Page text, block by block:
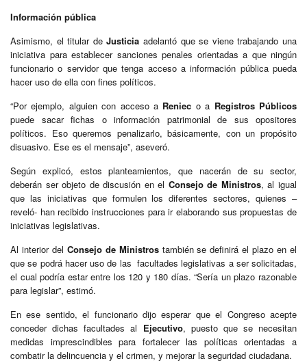
Información pública
Asimismo, el titular deJusticia adelantó que se viene trabajando una
iniciativa para establecer sanciones penales orientadas a que ningún
funcionario o servidor que tenga acceso a información pública pueda
hacer uso de ella con fines políticos.
“Por ejemplo, alguien con acceso a Reniec o a Registros Públicos
puede sacar fichas o información patrimonial de sus opositores
políticos. Eso queremos penalizarlo, básicamente, con un propósito
disuasivo. Ese es el mensaje”, aseveró.
Según explicó, estos planteamientos, que nacerán de su sector,
deberán ser objeto de discusión en el Consejo de Ministros, al igual
que las iniciativas que formulen los diferentes sectores, quienes –
reveló- han recibido instrucciones para ir elaborando sus propuestas de
iniciativas legislativas.
Al interior del Consejo de Ministrostambién se definirá el plazo en el
que se podrá hacer uso de las facultades legislativas a ser solicitadas,
el cual podría estar entre los 120 y 180 días. “Sería un plazo razonable
para legislar”, estimó.
En ese sentido, el funcionario dijo esperar que el Congreso acepte
conceder dichas facultades al Ejecutivo, puesto que se necesitan
medidas imprescindibles para fortalecer las políticas orientadas a
combatir la delincuencia y el crimen, y mejorar la seguridad ciudadana.